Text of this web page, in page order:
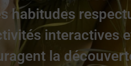
habitudes
interactives
la